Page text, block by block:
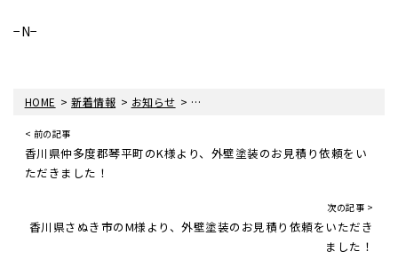
−N−
HOME >新着情報 > お知らせ > 香川県高松市のO様より、雨漏り補修の
< 前の記事
香川県仲多度郡琴平町のK様より、外壁塗装のお見積り依頼をい
ただきました！
次の記事 >
香川県さぬき市のM様より、外壁塗装のお見積り依頼をいただき
ました！